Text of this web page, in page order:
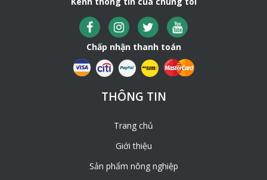
Tấm lá nhân tạo có kích thước là 50x50cm và 50x 60 cm
Do kích thước của tấm nhỏ gọn dễ dàng di chuyển đến
nơi thi công. Chính vì vậy, đây là loại tấm có kích thước
thường được nhiều chủ đầu tư lựa chọn nhất.
2 màu chủ đạo là màu vàng đốm xám và màu nâu.
Màu vàng đốm xám rất phù hợp với các công trình có nét
hiện đại. Màu sắc giống với màu của lá cọ mới.
Màu nâu đốm xám giống với màu của lá cọ đã qua nhiều
Chấp nhận thanh toán
THÔNG TIN
Trang chủ
Giới thiệu
Sản phẩm nông nghiệp